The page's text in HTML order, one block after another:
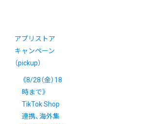
アプリストア
キャンペーン
（pickup）
《8/28（金）18
時まで》
TikTok Shop
連携、海外集